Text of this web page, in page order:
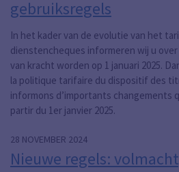
gebruiksregels
In het kader van de evolutie van het
dienstencheques informeren wij u
van kracht worden op 1 januari 2025.
la politique tarifaire du dispositif des
informons d’importants changements
partir du 1er janvier 2025.
28 NOVEMBER 2024
Nieuwe regels: